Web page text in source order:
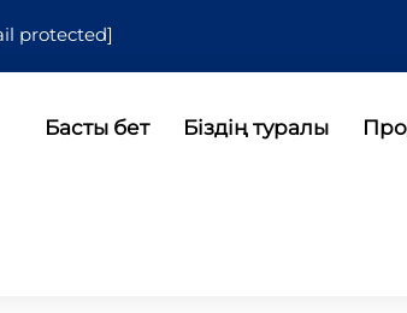
protected]
Басты бет Біздің туралы